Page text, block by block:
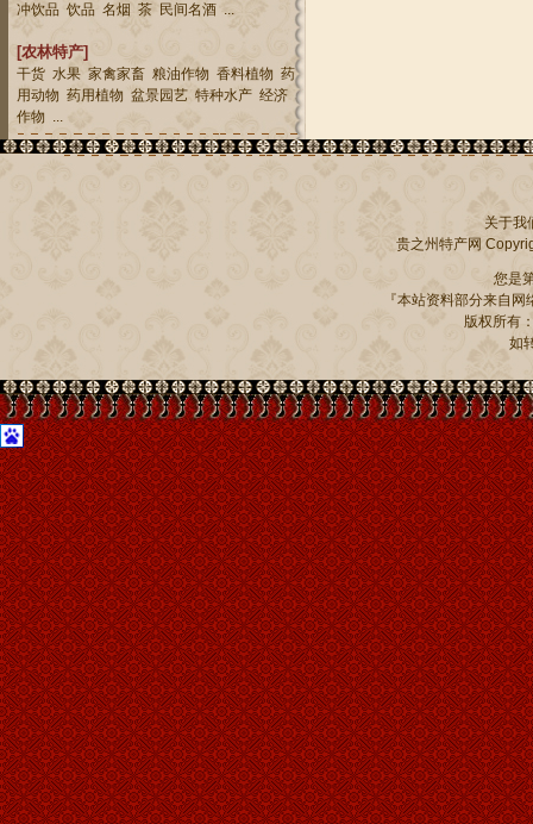
冲饮品 饮品 名烟 茶 民间名酒 ...
[农林特产]
干货 水果 家禽家畜 粮油作物 香料植物 药
用动物 药用植物 盆景园艺 特种水产 经济
作物 ...
关于我
贵之州特产网
您是
『本站资料部分来自
版权所有
如